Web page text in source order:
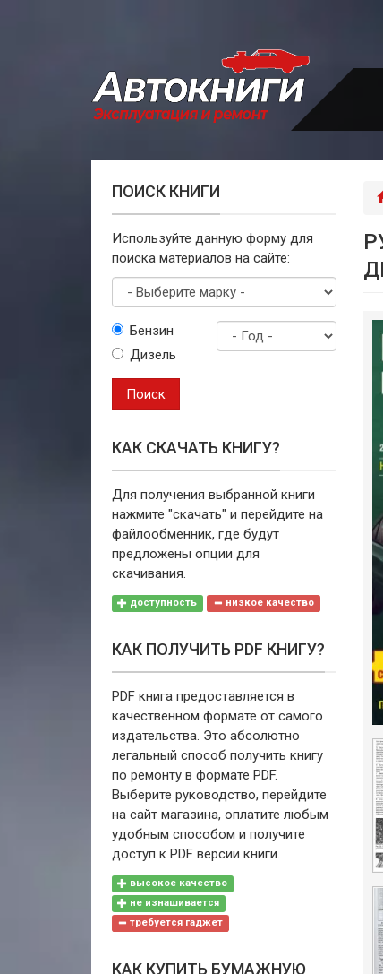
ПОИСК КНИГИ
Используйте данную форму для
поиска материалов на сайте:
маркуБензин
Дизель
Поиск
КАК СКАЧАТЬ КНИГУ?
Для получения выбранной книги
нажмите "скачать" и перейдите на
файлообменник, где будут
предложены опции для
скачивания.
доступность низкое качество
КАК ПОЛУЧИТЬ PDF КНИГУ?
PDF книга предоставляется в
качественном формате от самого
издательства. Это абсолютно
легальный способ получить книгу
по ремонту в формате PDF.
Выберите руководство, перейдите
на сайт магазина, оплатите любым
удобным способом и получите
доступ к PDF версии книги.
высокое качество
не изнашивается
требуется гаджет
КАК КУПИТЬ БУМАЖНУЮ